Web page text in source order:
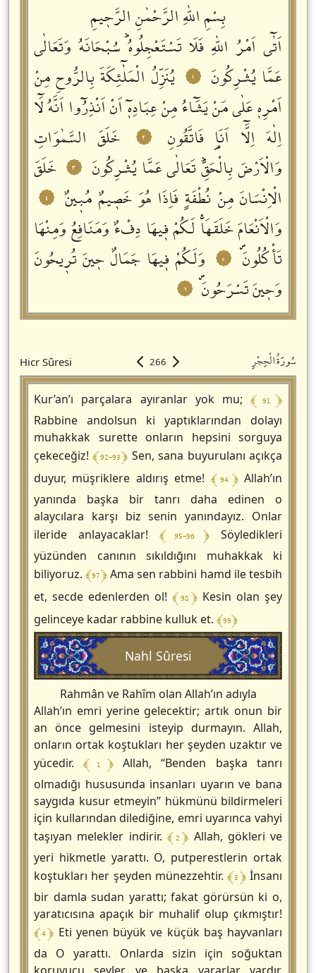
Hicr Sûresi 266 سُورَةُالْحِجْرِ
Kur’an’ı parçalara ayıranlar yok mu;﴾ 91 ﴿
Rabbine andolsun ki yaptıklarından dolayı
muhakkak surette onların hepsini sorguya
çekeceğiz!﴾ 92-93 ﴿ Sen, sana buyurulanı açıkça
duyur, müşriklere aldırış etme! ﴾ 94 ﴿Allah’ın
yanında başka bir tanrı daha edinen o
alaycılara karşı biz senin yanındayız. Onlar
ileride anlayacaklar! ﴾ 95-96 ﴿ Söyledikleri
yüzünden canının sıkıldığını muhakkak ki
biliyoruz.﴾ 97 ﴿Ama sen rabbini hamd ile tesbih
et, secde edenlerden ol! ﴾ 98 ﴿ Kesin olan şey
gelinceye kadar rabbine kulluk et. ﴾ 99 ﴿
Nahl Sûresi
Rahmân ve Rahîm olan Allah’ın adıyla
Allah’ın emri yerine gelecektir; artık onun bir
an önce gelmesini isteyip durmayın. Allah,
onların ortak koştukları her şeyden uzaktır ve
yücedir.﴾ 1 ﴿Allah, “Benden başka tanrı
olmadığı hususunda insanları uyarın ve bana
saygıda kusur etmeyin” hükmünü bildirmeleri
için kullarından dilediğine, emri uyarınca vahyi
taşıyan melekler indirir. ﴾ 2 ﴿ Allah, gökleri ve
yeri hikmetle yarattı. O, putperestlerin ortak
koştukları her şeyden münezzehtir.﴾ 3 ﴿İnsanı
bir damla sudan yarattı; fakat görürsün ki o,
yaratıcısına apaçık bir muhalif olup çıkmıştır!
﴾ 4 ﴿ Eti yenen büyük ve küçük baş hayvanları
da O yarattı. Onlarda sizin için soğuktan
koruyucu şeyler ve başka yararlar vardır,
بِسْمِ اللّٰهِ الرَّحْمٰنِ الرَّحٖيمِ
اَتٰٓى اَمْرُ اللّٰهِ فَلَا تَسْتَعْجِلُوهُؕ سُبْحَانَهُ وَتَعَالٰى
عَمَّا يُشْرِكُونَ
١
يُنَزِّلُ الْمَلٰٓئِكَةَ بِالرُّوحِ مِنْ
اَمْرِهٖ عَلٰى مَنْ يَشَٓاءُ مِنْ عِبَادِهٖٓ اَنْ اَنْذِرُٓوا اَنَّهُ لَٓا
اِلٰهَ اِلَّٓا اَنَا۬ فَاتَّقُونِ
٢
خَلَقَ السَّمٰوَاتِ
وَالْاَرْضَ بِالْحَقِّؕ تَعَالٰى عَمَّا يُشْرِكُونَ
٣
خَلَقَ
الْاِنْسَانَ مِنْ نُطْفَةٍ فَاِذَا هُوَ خَصٖيمٌ مُبٖينٌ
٤
وَالْاَنْعَامَ خَلَقَهَاۚ لَكُمْ فٖيهَا دِفْءٌ وَمَنَافِعُ وَمِنْهَا
تَأْكُلُونَࣕ
٥
وَلَكُمْ فٖيهَا جَمَالٌ حٖينَ تُرٖيحُونَ
وَحٖينَ تَسْرَحُونَࣕ
٦